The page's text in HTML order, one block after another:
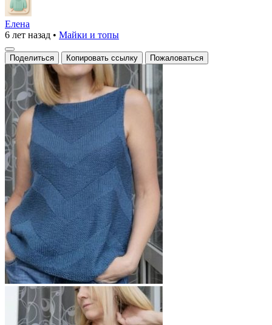
Синяя
маечка
Елена
6 лет назад • Майки и топы
Поделиться Копировать ссылку Пожаловаться